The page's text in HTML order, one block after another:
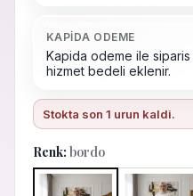
KAPIDA ODEME
Kapida odeme ile
hizmet bedeli eklenir.
Stokta son 1 urun kaldi.
Renk: bordo